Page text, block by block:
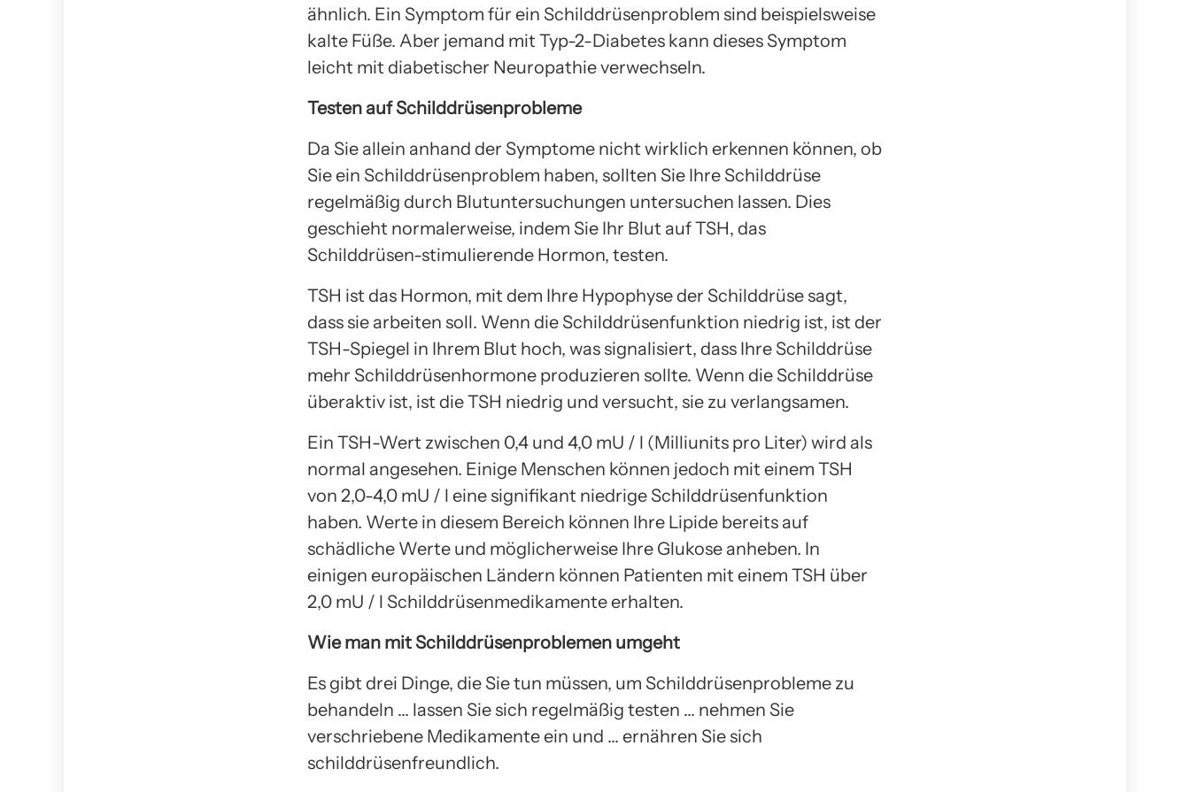
ähnlich. Ein Symptom für ein Schilddrüsenproblem sind beispielsweise
kalte Füße. Aber jemand mit Typ-2-Diabetes kann dieses Symptom
leicht mit diabetischer Neuropathie verwechseln.
Testen auf Schilddrüsenprobleme
Da Sie allein anhand der Symptome nicht wirklich erkennen können, ob
Sie ein Schilddrüsenproblem haben, sollten Sie Ihre Schilddrüse
regelmäßig durch Blutuntersuchungen untersuchen lassen. Dies
geschieht normalerweise, indem Sie Ihr Blut auf TSH, das
Schilddrüsen-stimulierende Hormon, testen.
TSH ist das Hormon, mit dem Ihre Hypophyse der Schilddrüse sagt,
dass sie arbeiten soll. Wenn die Schilddrüsenfunktion niedrig ist, ist der
TSH-Spiegel in Ihrem Blut hoch, was signalisiert, dass Ihre Schilddrüse
mehr Schilddrüsenhormone produzieren sollte. Wenn die Schilddrüse
überaktiv ist, ist die TSH niedrig und versucht, sie zu verlangsamen.
Ein TSH-Wert zwischen 0,4 und 4,0 mU / l (Milliunits pro Liter) wird als
normal angesehen. Einige Menschen können jedoch mit einem TSH
von 2,0-4,0 mU / l eine signifikant niedrige Schilddrüsenfunktion
haben. Werte in diesem Bereich können Ihre Lipide bereits auf
schädliche Werte und möglicherweise Ihre Glukose anheben. In
einigen europäischen Ländern können Patienten mit einem TSH über
2,0 mU / l Schilddrüsenmedikamente erhalten.
Wie man mit Schilddrüsenproblemen umgeht
Es gibt drei Dinge, die Sie tun müssen, um Schilddrüsenprobleme zu
behandeln … lassen Sie sich regelmäßig testen … nehmen Sie
verschriebene Medikamente ein und … ernähren Sie sich
schilddrüsenfreundlich.